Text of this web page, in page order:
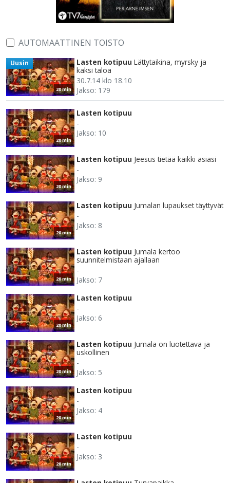
AUTOMAATTINEN TOISTO
20 min
Uusin Lasten kotipuu Lättytaikina, myrsky ja
kaksi taloa
30.7.14 klo 18.10
Jakso: 179
20 min
Lasten kotipuu
-
Jakso: 10
20 min
Lasten kotipuu Jeesus tietää kaikki asiasi
-
Jakso: 9
20 min
Lasten kotipuu Jumalan lupaukset täyttyvät
-
Jakso: 8
20 min
Lasten kotipuu Jumala kertoo
suunnitelmistaan ajallaan
-
Jakso: 7
20 min
Lasten kotipuu
-
Jakso: 6
20 min
Lasten kotipuu Jumala on luotettava ja
uskollinen
-
Jakso: 5
20 min
Lasten kotipuu
-
Jakso: 4
20 min
Lasten kotipuu
-
Jakso: 3